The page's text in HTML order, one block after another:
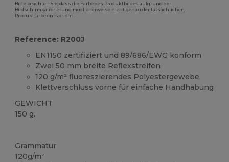
Bitte beachten Sie, dass die Farbe des Produktbildes aufgrund der
Bildschirmkalibrierung möglicherweise nicht genau der tatsächlichen
Produktfarbe entspricht.
Reference: R200J
EN1150 zertifiziert und 89/686/EWG konform
Zwei 50 mm breite Reflexstreifen
120 g/m² fluoreszierendes Polyestergewebe
Klettverschluss vorne für einfache Handhabung
GEWICHT
150 g.
Grammatur
120g/m²